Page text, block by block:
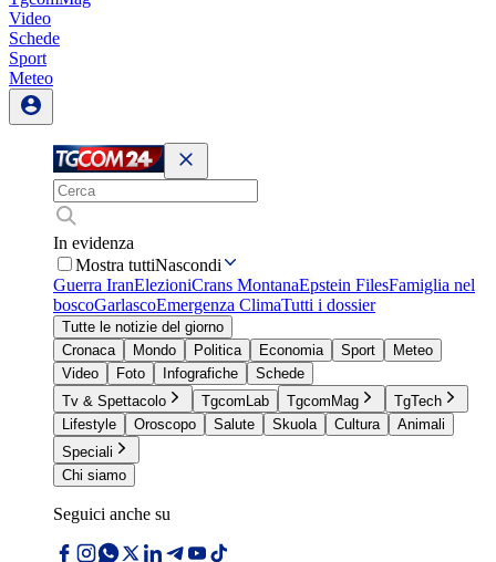
Video
Schede
Sport
Meteo
In evidenza
Mostra tuttiNascondi
Guerra IranElezioniCrans MontanaEpstein FilesFamiglia nel
boscoGarlascoEmergenza ClimaTutti i dossier
Tutte le notizie del giorno
Cronaca
Mondo Politica Economia Sport
Meteo
Video
Foto Infografiche
Schede
Tv & Spettacolo
TgcomLab TgcomMag
TgTech
Lifestyle
Oroscopo Salute Skuola Cultura
Animali
Speciali
Chi siamo
Seguici anche su